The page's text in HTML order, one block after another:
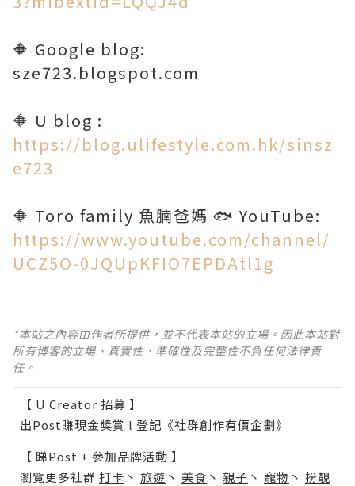
🔶 Google blog:
sze723.blogspot.com
https://blog.ulifestyle.com.hk/sinsz
e723
https://www.youtube.com/channel/
UCZ5O-0JQUpKFIO7EPDAtl1g
*本站之內容由作者所提供，並不代表本站的立場。因此本站對
所有博客的立場、真實性、準確性及完整性不負任何法律責
任。
【 U Creator 招募 】
出Post賺現金獎賞 l 登記《社群創作有價企劃》
【 睇Post + 參加品牌活動 】
瀏覽更多社群 打卡 丶 旅遊 丶 美食 丶 親子 丶 寵物 丶 扮靚